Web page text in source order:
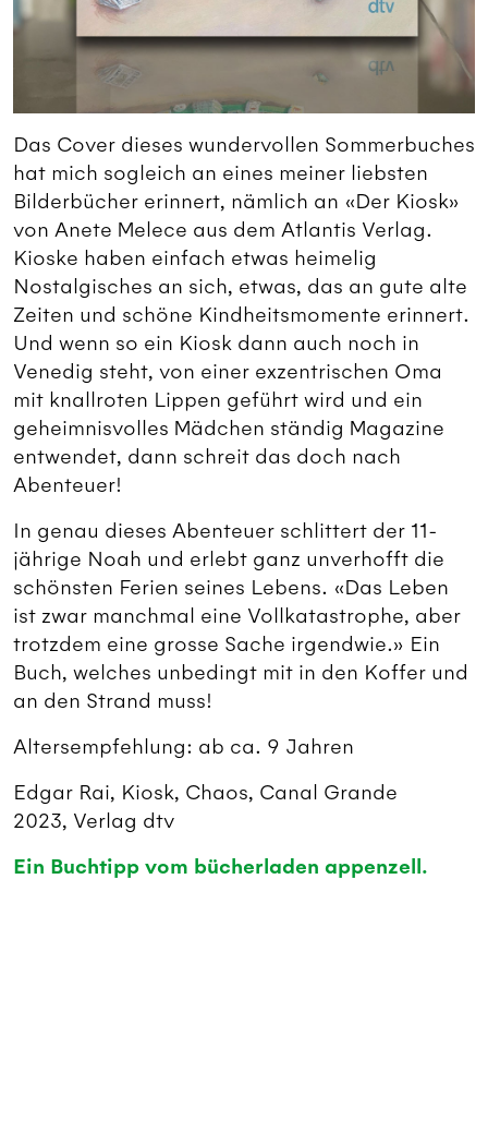
Das Cover dieses wundervollen Sommerbuches
hat mich sogleich an eines meiner liebsten
Bilderbücher erinnert, nämlich an «Der Kiosk»
von Anete Melece aus dem Atlantis Verlag.
Kioske haben einfach etwas heimelig
Nostalgisches an sich, etwas, das an gute alte
Zeiten und schöne Kindheitsmomente erinnert.
Und wenn so ein Kiosk dann auch noch in
Venedig steht, von einer exzentrischen Oma
mit knallroten Lippen geführt wird und ein
geheimnisvolles Mädchen ständig Magazine
entwendet, dann schreit das doch nach
Abenteuer!
In genau dieses Abenteuer schlittert der 11-
jährige Noah und erlebt ganz unverhofft die
schönsten Ferien seines Lebens. «Das Leben
ist zwar manchmal eine Vollkatastrophe, aber
trotzdem eine grosse Sache irgendwie.» Ein
Buch, welches unbedingt mit in den Koffer und
an den Strand muss!
Altersempfehlung: ab ca. 9 Jahren
Edgar Rai, Kiosk, Chaos, Canal Grande
2023, Verlag dtv
Ein Buchtipp vom bücherladen appenzell.